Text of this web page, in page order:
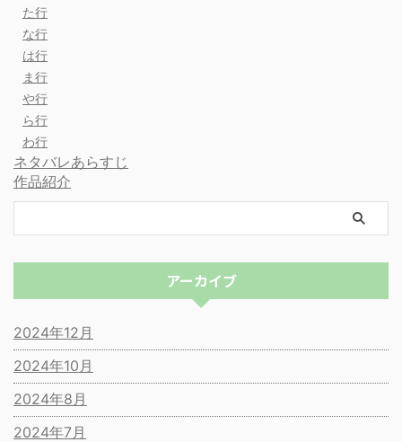
た行
な行
は行
ま行
や行
ら行
わ行
ネタバレあらすじ
作品紹介
アーカイブ
2024年12月
2024年10月
2024年8月
2024年7月